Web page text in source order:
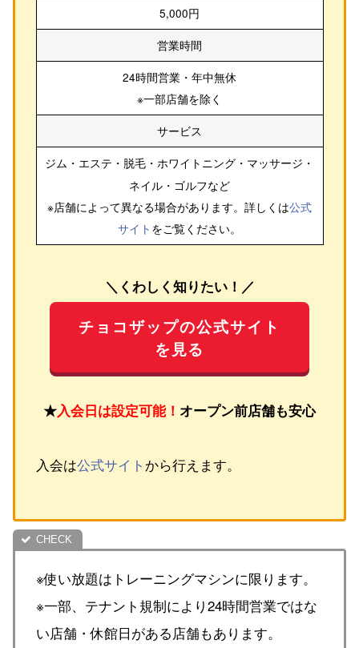
5,000円
営業時間
24時間営業・年中無休
※一部店舗を除く
サービス
ジム・エステ・脱毛・ホワイトニング・マッサージ・
ネイル・ゴルフなど
※店舗によって異なる場合があります。詳しくは公式
サイト をご覧ください。
＼くわしく知りたい！／
チョコザップの公式サイト
を見る
★入会日は設定可能！ オープン前店舗も安心
入会は公式サイト から行えます。
※使い放題はトレーニングマシンに限ります。
※一部、テナント規制により24時間営業ではな
い店舗・休館日がある店舗もあります。